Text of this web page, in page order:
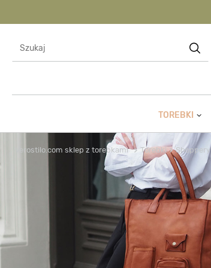
TOREBKI
Verostilo.com sklep z torebkami Torebki Shoppery